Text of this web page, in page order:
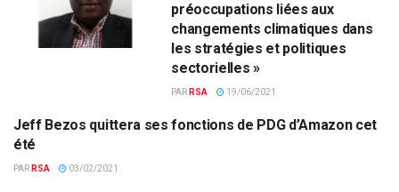
préoccupations liées aux
changements climatiques dans
les stratégies et politiques
sectorielles »
PAR RSA 19/06/2021
ECONOMIE & FINANCES
Jeff Bezos quittera ses fonctions de PDG d’Amazon cet
été
PAR RSA 03/02/2021